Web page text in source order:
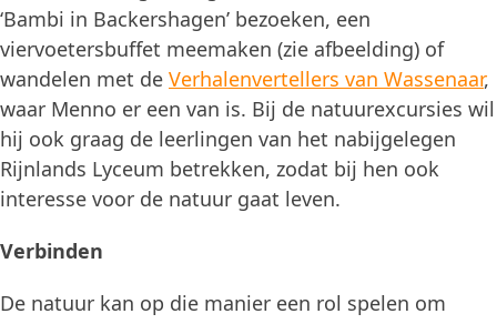
‘Bambi in Backershagen’ bezoeken, een
viervoetersbuffet meemaken (zie afbeelding) of
wandelen met de Verhalenvertellers van Wassenaar,
waar Menno er een van is. Bij de natuurexcursies wil
hij ook graag de leerlingen van het nabijgelegen
Rijnlands Lyceum betrekken, zodat bij hen ook
interesse voor de natuur gaat leven.
Verbinden
De natuur kan op die manier een rol spelen om